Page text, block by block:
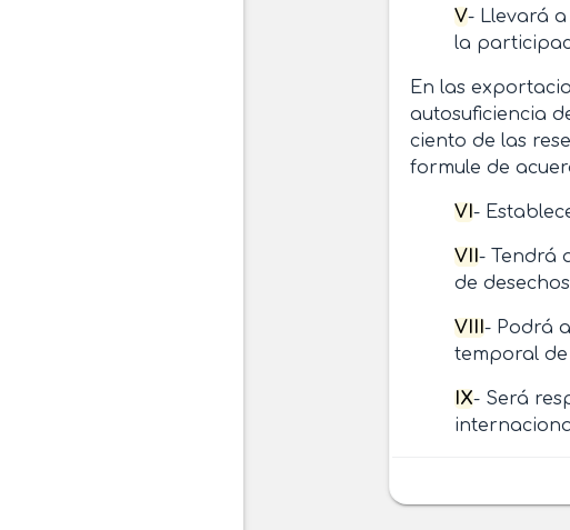
V- Llevará
la
En las
autosuficiencia
ciento de las
formule de
VI-
VII- Tendrá
de
VIII- Podrá
temporal de
IX- Será